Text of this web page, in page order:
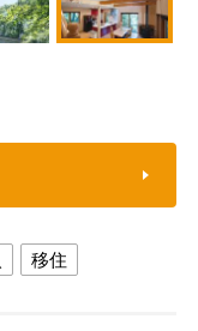
移住